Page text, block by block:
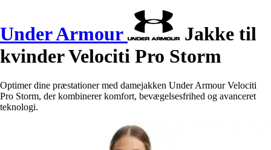
Under Armour
Jakke til
kvinder Velociti Pro Storm
Optimer dine præstationer med damejakken Under Armour Velociti
Pro Storm, der kombinerer komfort, bevægelsesfrihed og avanceret
teknologi.